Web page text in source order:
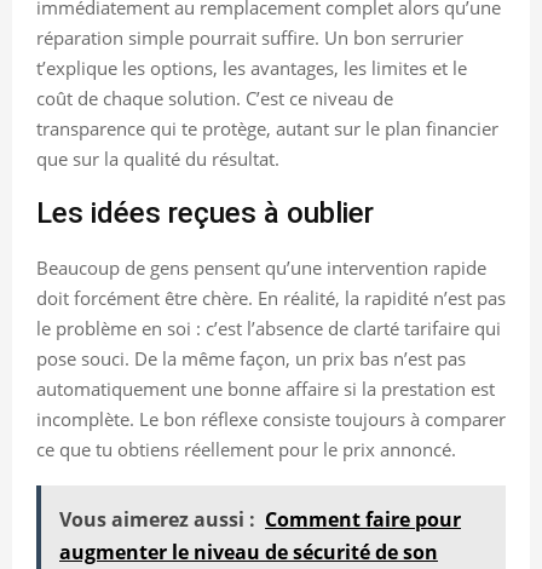
immédiatement au remplacement complet alors qu’une
réparation simple pourrait suffire. Un bon serrurier
t’explique les options, les avantages, les limites et le
coût de chaque solution. C’est ce niveau de
transparence qui te protège, autant sur le plan financier
que sur la qualité du résultat.
Les idées reçues à oublier
Beaucoup de gens pensent qu’une intervention rapide
doit forcément être chère. En réalité, la rapidité n’est pas
le problème en soi : c’est l’absence de clarté tarifaire qui
pose souci. De la même façon, un prix bas n’est pas
automatiquement une bonne affaire si la prestation est
incomplète. Le bon réflexe consiste toujours à comparer
ce que tu obtiens réellement pour le prix annoncé.
Vous aimerez aussi : Comment faire pour
augmenter le niveau de sécurité de son